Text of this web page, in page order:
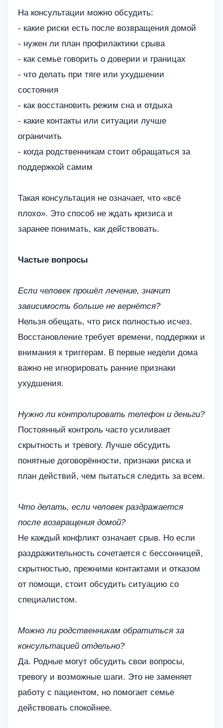
На консультации можно обсудить:
- какие риски есть после возвращения домой
- нужен ли план профилактики срыва
- как семье говорить о доверии и границах
- что делать при тяге или ухудшении
состояния
- как восстановить режим сна и отдыха
- какие контакты или ситуации лучше
ограничить
- когда родственникам стоит обращаться за
поддержкой самим
Такая консультация не означает, что «всё
плохо». Это способ не ждать кризиса и
заранее понимать, как действовать.
Частые вопросы
Если человек прошёл лечение, значит
зависимость больше не вернётся?
Нельзя обещать, что риск полностью исчез.
Восстановление требует времени, поддержки и
внимания к триггерам. В первые недели дома
важно не игнорировать ранние признаки
ухудшения.
Нужно ли контролировать телефон и деньги?
Постоянный контроль часто усиливает
скрытность и тревогу. Лучше обсудить
понятные договорённости, признаки риска и
план действий, чем пытаться следить за всем.
Что делать, если человек раздражается
после возвращения домой?
Не каждый конфликт означает срыв. Но если
раздражительность сочетается с бессонницей,
скрытностью, прежними контактами и отказом
от помощи, стоит обсудить ситуацию со
специалистом.
Можно ли родственникам обратиться за
консультацией отдельно?
Да. Родные могут обсудить свои вопросы,
тревогу и возможные шаги. Это не заменяет
работу с пациентом, но помогает семье
действовать спокойнее.